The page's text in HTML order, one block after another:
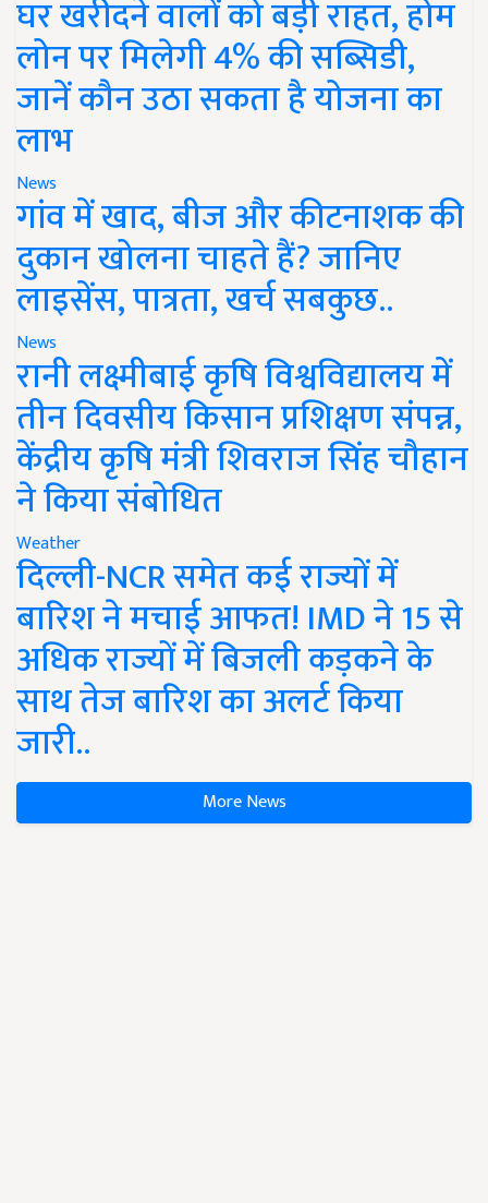
घर खरीदने वालों को बड़ी राहत, होम
लोन पर मिलेगी 4% की सब्सिडी,
जानें कौन उठा सकता है योजना का
लाभ
News
गांव में खाद, बीज और कीटनाशक की
दुकान खोलना चाहते हैं? जानिए
लाइसेंस, पात्रता, खर्च सबकुछ..
News
रानी लक्ष्मीबाई कृषि विश्वविद्यालय में
तीन दिवसीय किसान प्रशिक्षण संपन्न,
केंद्रीय कृषि मंत्री शिवराज सिंह चौहान
ने किया संबोधित
Weather
दिल्ली-NCR समेत कई राज्यों में
बारिश ने मचाई आफत! IMD ने 15 से
अधिक राज्यों में बिजली कड़कने के
साथ तेज बारिश का अलर्ट किया
जारी..
More News